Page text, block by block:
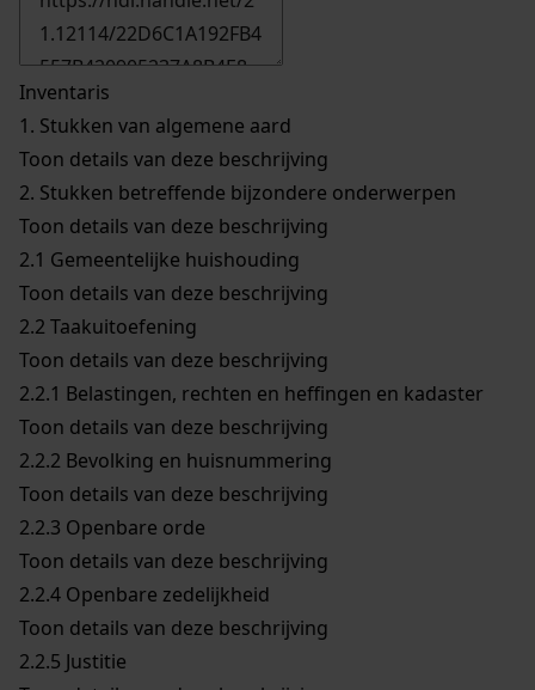
Inventaris
1. Stukken van algemene aard
Toon details van deze beschrijving
2. Stukken betreffende bijzondere onderwerpen
Toon details van deze beschrijving
2.1 Gemeentelijke huishouding
Toon details van deze beschrijving
2.2 Taakuitoefening
Toon details van deze beschrijving
2.2.1 Belastingen, rechten en heffingen en kadaster
Toon details van deze beschrijving
2.2.2 Bevolking en huisnummering
Toon details van deze beschrijving
2.2.3 Openbare orde
Toon details van deze beschrijving
2.2.4 Openbare zedelijkheid
Toon details van deze beschrijving
2.2.5 Justitie